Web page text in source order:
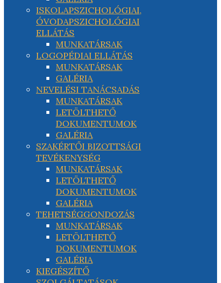
ISKOLAPSZICHOLÓGIAI,
ÓVODAPSZICHOLÓGIAI
ELLÁTÁS
MUNKATÁRSAK
LOGOPÉDIAI ELLÁTÁS
MUNKATÁRSAK
GALÉRIA
NEVELÉSI TANÁCSADÁS
MUNKATÁRSAK
LETÖLTHETŐ
DOKUMENTUMOK
GALÉRIA
SZAKÉRTŐI BIZOTTSÁGI
TEVÉKENYSÉG
MUNKATÁRSAK
LETÖLTHETŐ
DOKUMENTUMOK
GALÉRIA
TEHETSÉGGONDOZÁS
MUNKATÁRSAK
LETÖLTHETŐ
DOKUMENTUMOK
GALÉRIA
KIEGÉSZÍTŐ